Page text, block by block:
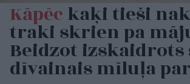
Kāpēckaķi tieši
traki skrien pa
Beidzot izskaidrots
dīvainais mīluļa